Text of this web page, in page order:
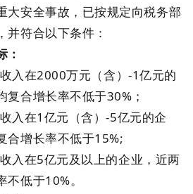
大安全事故，已按规定向税务部
并符合以下条件：
：
在2000万元（含）-1亿元的
合增长率不低于30%；
在1亿元（含）-5亿元的企
合增长率不低于15%;
在5亿元及以上的企业，近两
低于10%。